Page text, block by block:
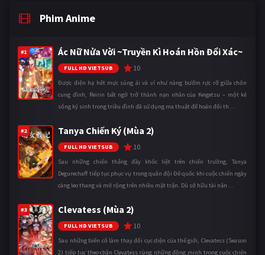
Phim Anime
#1 Ác Nữ Nửa Vời ~Truyền Kì Hoán Hồn Đổi Xác~
FULL HD VIETSUB 10
Được điện hạ hết mực sủng ái và ví như nàng bướm rực rỡ giữa chốn
cung đình, Reirin bất ngờ trở thành nạn nhân của Keigetsu – một kẻ
sống ký sinh trong triều đình đã sử dụng ma thuật để hoán đổi th ...
#2 Tanya Chiến Ký (Mùa 2)
FULL HD VIETSUB 10
Sau những chiến thắng đầy khốc liệt trên chiến trường, Tanya
Degurechaff tiếp tục phục vụ trong quân đội Đế quốc khi cuộc chiến ngày
càng leo thang và mở rộng trên nhiều mặt trận. Dù sở hữu tài năn ...
#3 Clevatess (Mùa 2)
FULL HD VIETSUB 10
Sau những biến cố làm thay đổi cục diện của thế giới, Clevatess (Season
2) tiếp tục theo chân Clevatess cùng những đồng minh trong cuộc chiến